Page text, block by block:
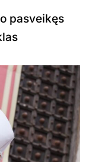
pasveikęs